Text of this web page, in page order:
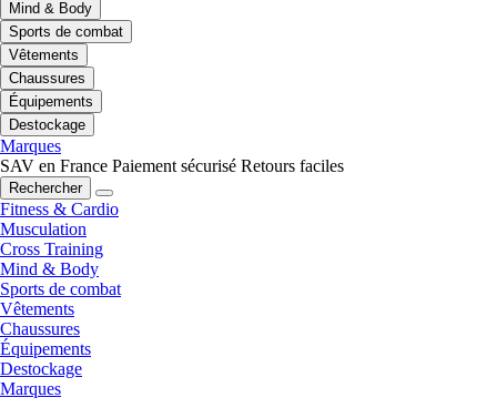
Mind & Body
Sports de combat
Vêtements
Chaussures
Équipements
Destockage
Marques
SAV en France Paiement sécurisé Retours faciles
Rechercher
Fitness & Cardio
Musculation
Cross Training
Mind & Body
Sports de combat
Vêtements
Chaussures
Équipements
Destockage
Marques